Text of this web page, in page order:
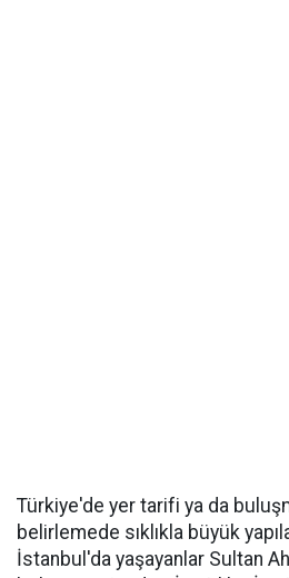
Türkiye'de yer tarifi ya da
belirlemede sıklıkla büyük
İstanbul'da yaşayanlar Sultan